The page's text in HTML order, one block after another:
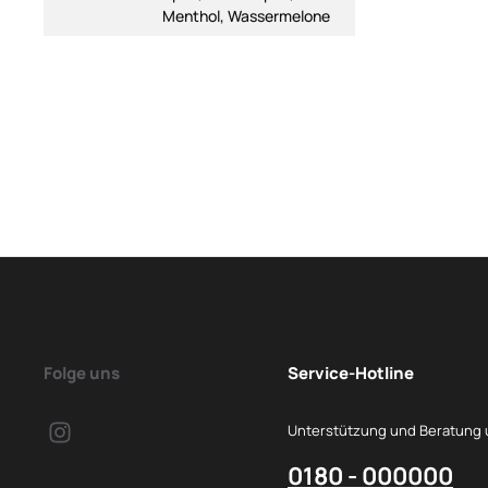
Menthol, Wassermelone
Folge uns Service-Hotline
Unterstützung und Beratung
0180 - 000000